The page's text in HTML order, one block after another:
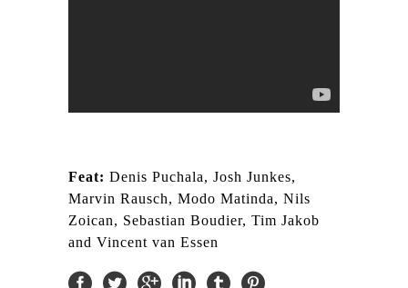
Feat: Denis Puchala, Josh Junkes,
Marvin Rausch, Modo Matinda, Nils
Zoican, Sebastian Boudier, Tim Jakob
and Vincent van Essen